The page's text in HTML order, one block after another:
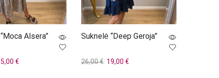
Alsera”
€Current
Suknelė “Deep Geroja”
26,00€ Original
19,00 €Current